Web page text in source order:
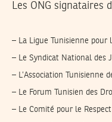
Les ONG signataires
– La Ligue Tunisienne pour
– Le Syndicat National des
– L’Association Tunisienne
– Le Forum Tunisien des
– Le Comité pour le